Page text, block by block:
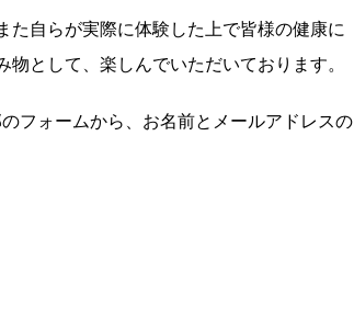
た自らが実際に体験した上で皆様の健康に
として、楽しんでいただいております。
フォームから、お名前とメールアドレスの